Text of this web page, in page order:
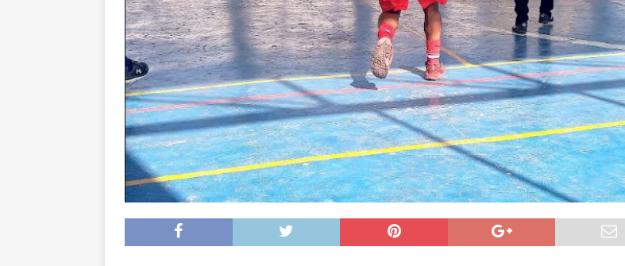
preventiva en la región
POLICIAL
[ 06/08/2026 ] El papa León XIV viajará a Uruguay, Argentina y Perú del 6 al 17 de
noviembre
INTERNACIONAL
[ 07/08/2026 ] Diputado Jofré oficia a la SCJ para fiscalizar el impacto fiscal en la
Municipalidad y el GORE Tarapacá
DEPORTES